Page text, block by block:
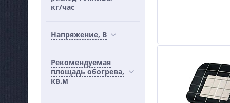
кг/час
Напряжение, В
Рекомендуемая
площадь обогрева,
кв.м